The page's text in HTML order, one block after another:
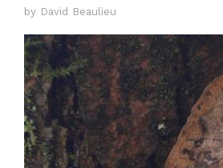
by David Beaulieu